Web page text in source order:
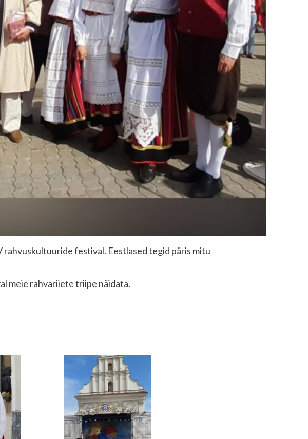
rahvuskultuuride festival. Eestlased tegid päris mitu
meie rahvariiete triipe näidata.